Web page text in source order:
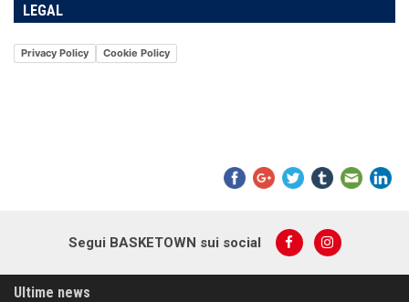
LEGAL
Privacy Policy Cookie Policy
Segui BASKETOWN sui social
Ultime news